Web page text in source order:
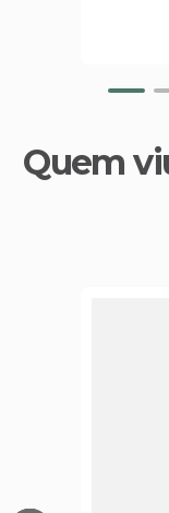
Quem